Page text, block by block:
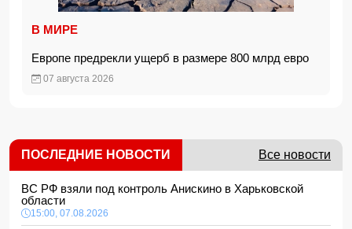
В МИРЕ
Европе предрекли ущерб в размере 800 млрд евро
07 августа 2026
ПОСЛЕДНИЕ НОВОСТИ Все новости
ВС РФ взяли под контроль Анискино в Харьковской
области
15:00, 07.08.2026